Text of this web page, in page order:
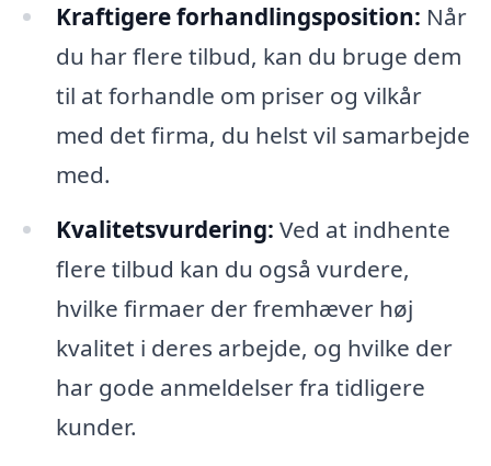
Kraftigere forhandlingsposition: Når
du har flere tilbud, kan du bruge dem
til at forhandle om priser og vilkår
med det firma, du helst vil samarbejde
med.
Kvalitetsvurdering: Ved at indhente
flere tilbud kan du også vurdere,
hvilke firmaer der fremhæver høj
kvalitet i deres arbejde, og hvilke der
har gode anmeldelser fra tidligere
kunder.